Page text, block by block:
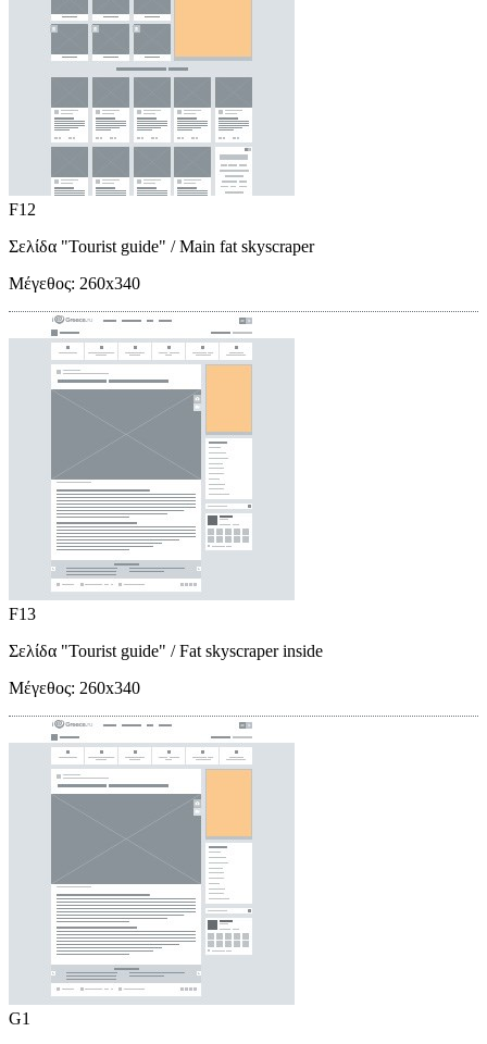
F12
Σελίδα "Tourist guide" / Main fat skyscraper
Μέγεθος: 260x340
F13
Σελίδα "Tourist guide" / Fat skyscraper inside
Μέγεθος: 260x340
G1